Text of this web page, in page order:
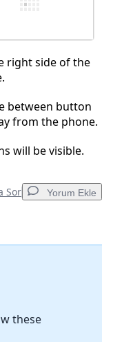
right side of the
between button
from the phone.
will be visible.
Sor Yorum Ekle
these